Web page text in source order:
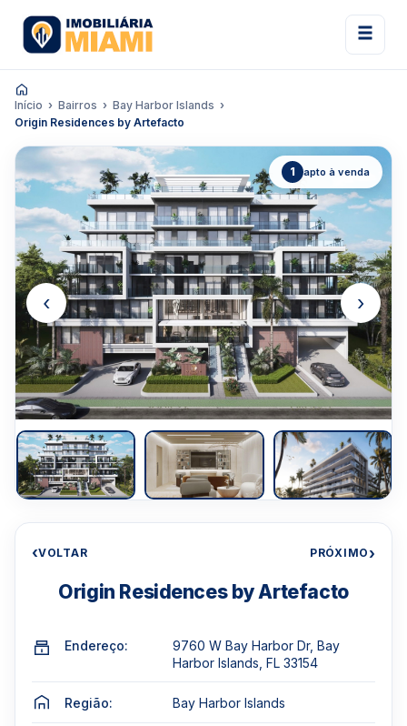
Início Bairros
Bay Harbor Islands
Origin Residences by Artefacto
1 apto à venda
‹ ›
‹VOLTAR PRÓXIMO›
Origin Residences by Artefacto
Endereço:
9760 W Bay Harbor Dr, Bay
Harbor Islands, FL 33154
Região: Bay Harbor Islands